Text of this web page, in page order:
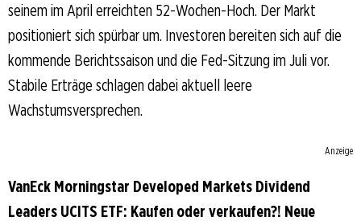
seinem im April erreichten 52-Wochen-Hoch. Der Markt
positioniert sich spürbar um. Investoren bereiten sich auf die
kommende Berichtssaison und die Fed-Sitzung im Juli vor.
Stabile Erträge schlagen dabei aktuell leere
Wachstumsversprechen.
Anzeige
VanEck Morningstar Developed Markets Dividend
Leaders UCITS ETF: Kaufen oder verkaufen?! Neue